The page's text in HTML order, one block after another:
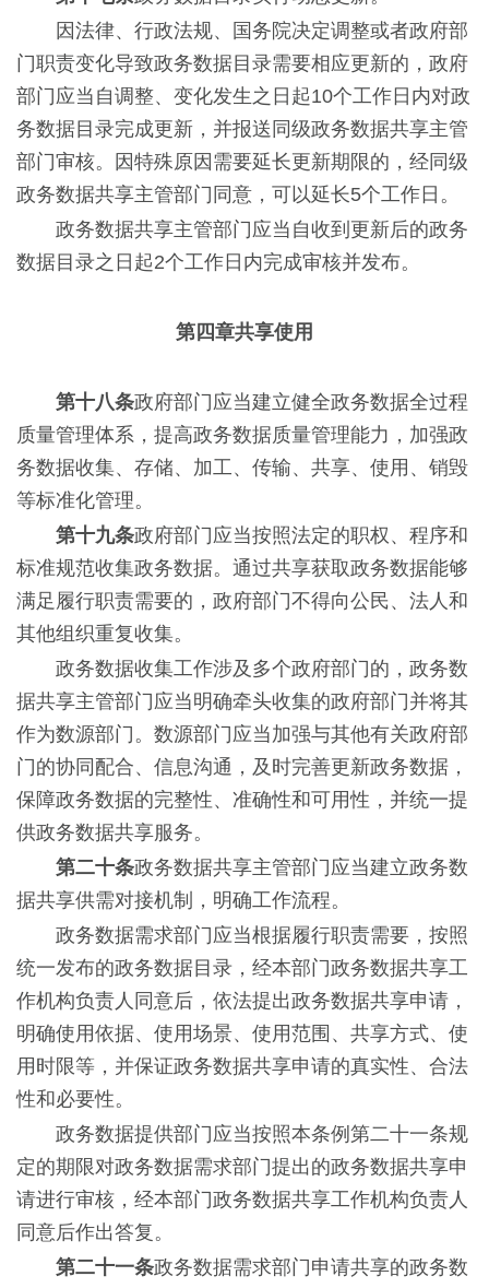
因法律、行政法规、国务院决定调整或者政府部
门职责变化导致政务数据目录需要相应更新的，政府
部门应当自调整、变化发生之日起10个工作日内对政
务数据目录完成更新，并报送同级政务数据共享主管
部门审核。因特殊原因需要延长更新期限的，经同级
政务数据共享主管部门同意，可以延长5个工作日。
政务数据共享主管部门应当自收到更新后的政务
数据目录之日起2个工作日内完成审核并发布。
第四章共享使用
第十八条政府部门应当建立健全政务数据全过程
质量管理体系，提高政务数据质量管理能力，加强政
务数据收集、存储、加工、传输、共享、使用、销毁
等标准化管理。
第十九条政府部门应当按照法定的职权、程序和
标准规范收集政务数据。通过共享获取政务数据能够
满足履行职责需要的，政府部门不得向公民、法人和
其他组织重复收集。
政务数据收集工作涉及多个政府部门的，政务数
据共享主管部门应当明确牵头收集的政府部门并将其
作为数源部门。数源部门应当加强与其他有关政府部
门的协同配合、信息沟通，及时完善更新政务数据，
保障政务数据的完整性、准确性和可用性，并统一提
供政务数据共享服务。
第二十条政务数据共享主管部门应当建立政务数
据共享供需对接机制，明确工作流程。
政务数据需求部门应当根据履行职责需要，按照
统一发布的政务数据目录，经本部门政务数据共享工
作机构负责人同意后，依法提出政务数据共享申请，
明确使用依据、使用场景、使用范围、共享方式、使
用时限等，并保证政务数据共享申请的真实性、合法
性和必要性。
政务数据提供部门应当按照本条例第二十一条规
定的期限对政务数据需求部门提出的政务数据共享申
请进行审核，经本部门政务数据共享工作机构负责人
同意后作出答复。
第二十一条政务数据需求部门申请共享的政务数